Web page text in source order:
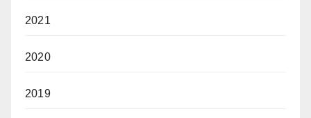
2021
2020
2019